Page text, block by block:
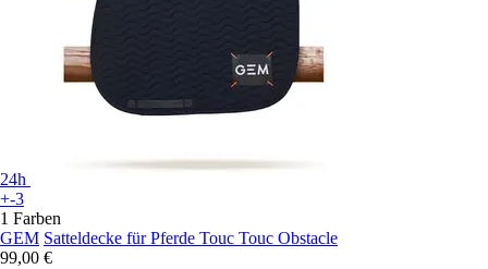
24h
+-3
1 Farben
GEM Satteldecke für Pferde Touc Touc Obstacle
99,00 €